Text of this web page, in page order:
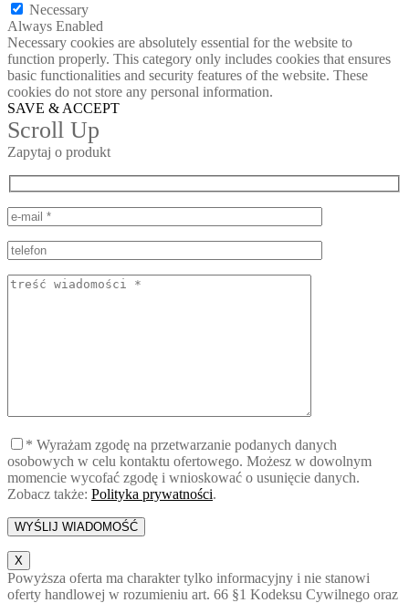
Necessary
Always Enabled
Necessary cookies are absolutely essential for the website to
function properly. This category only includes cookies that ensures
basic functionalities and security features of the website. These
cookies do not store any personal information.
SAVE & ACCEPT
Scroll Up
Zapytaj o produkt
* Wyrażam zgodę na przetwarzanie podanych danych
osobowych w celu kontaktu ofertowego. Możesz w dowolnym
momencie wycofać zgodę i wnioskować o usunięcie danych.
Zobacz także: Polityka prywatności.
X
Powyższa oferta ma charakter tylko informacyjny i nie stanowi
oferty handlowej w rozumieniu art. 66 §1 Kodeksu Cywilnego oraz